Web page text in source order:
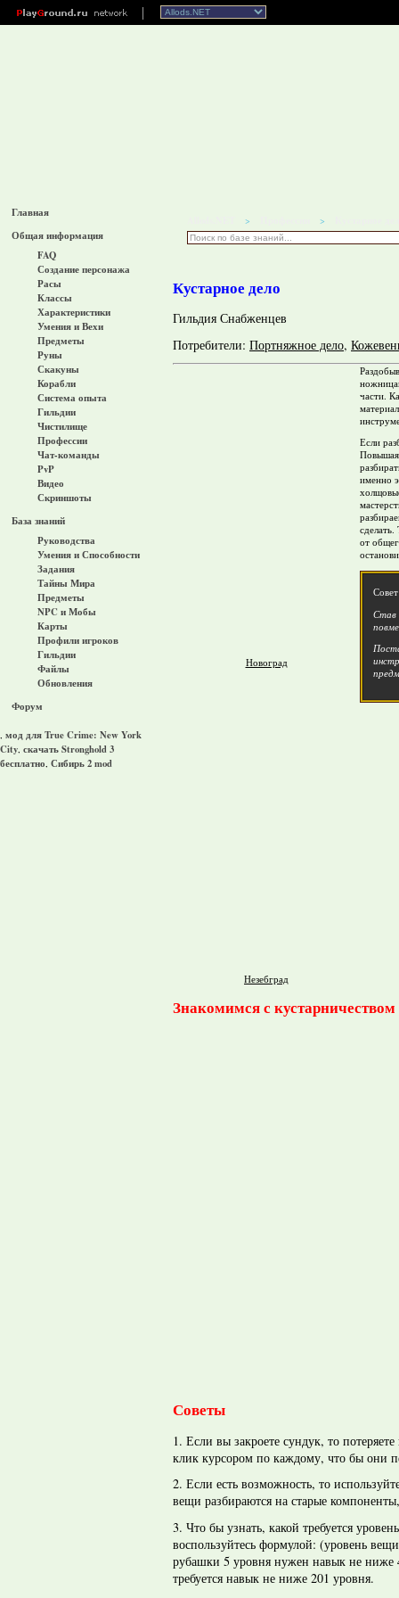
Главная
Общая информация
FAQ
Создание персонажа
Расы
Классы
Характеристики
Умения и Вехи
Предметы
Руны
Скакуны
Корабли
Система опыта
Гильдии
Чистилище
Профессии
Чат-команды
PvP
Видео
Скриншоты
База знаний
Руководства
Умения и Способности
Задания
Тайны Мира
Предметы
NPC и Мобы
Карты
Профили игроков
Гильдии
Файлы
Обновления
Форум
, мод для True Crime: New York
City, скачать Stronghold 3
бесплатно, Сибирь 2 mod
> >
Кустарное дело
Гильдия Снабженцев
Потребители: Портняжное дело,
Новоград
части.
Если
Повышая
именно
от
Став
Незебград
Знакомимся с кустарничеством
Советы
1. Если вы закроете сундук, то
клик курсором по каждому, что бы они
2. Если есть возможность, то
вещи разбираются на старые
3. Что бы узнать, какой требуется
воспользуйтесь формулой: (уровень
рубашки 5 уровня нужен навык не ниже
требуется навык не ниже 201 уровня.